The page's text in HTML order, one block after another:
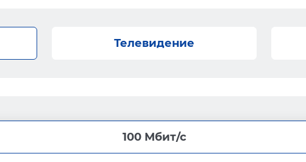
Телевидение
100 Мбит/с